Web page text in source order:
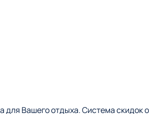
для Вашего отдыха. Система скидок